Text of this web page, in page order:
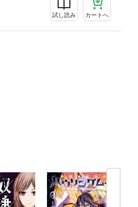
試し読み カートへ